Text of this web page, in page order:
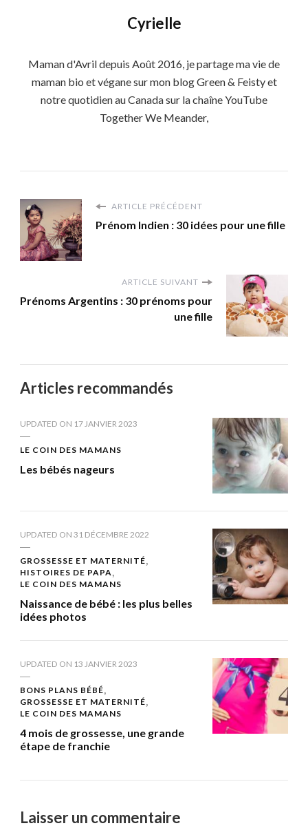
Cyrielle
Maman d'Avril depuis Août 2016, je partage ma vie de
maman bio et végane sur mon blog Green & Feisty et
notre quotidien au Canada sur la chaîne YouTube
Together We Meander,
ARTICLE PRÉCÉDENT
Prénom Indien : 30 idées pour une fille
ARTICLE SUIVANT
Prénoms Argentins : 30 prénoms pour
une fille
Articles recommandés
UPDATED ON 17 JANVIER 2023
LE COIN DES MAMANS
Les bébés nageurs
UPDATED ON 31 DÉCEMBRE 2022
GROSSESSE ET MATERNITÉ
HISTOIRES DE PAPA
LE COIN DES MAMANS
Naissance de bébé : les plus belles
idées photos
UPDATED ON 13 JANVIER 2023
BONS PLANS BÉBÉ
GROSSESSE ET MATERNITÉ
LE COIN DES MAMANS
4 mois de grossesse, une grande
étape de franchie
Laisser un commentaire